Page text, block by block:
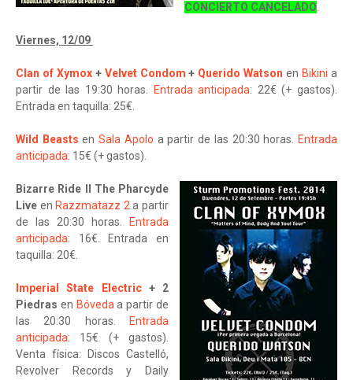
CONCIERTO CANCELADO.
Viernes, 12/09
Clan of Xymox+ Velvet Condom + Querido Watson en Bikini a
partir de las 19:30 horas.
Entrada anticipada: 22€ (+ gastos).
Entrada en taquilla: 25€.
Wild Beasts enSala Apolo a partir de las 20:30 horas. Entrada
anticipada: 15€ (+ gastos).
Bizarre Ride II The Pharcyde
Live en Razzmatazz 2a partir
de las 20:30 horas.
Entrada
anticipada: 16€. Entrada en
taquilla: 20€.
Imperial State Electric+ 2
Piedras en Bóvedaa partir de
las 20:30 horas.
Entrada
anticipada: 15€ (+ gastos).
Venta física: Discos Castelló,
Revolver Records y Daily